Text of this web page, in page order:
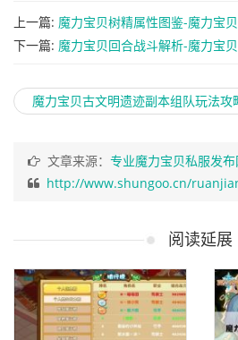
上一篇: 魔力宝贝树精属性图鉴-魔力宝
下一篇: 魔力宝贝回合战斗解析-魔力宝
魔力宝贝古文明遗迹副本组队玩法攻
文章来源： 专业魔力宝贝私服发布
http://www.shungoo.cn/
阅读延展